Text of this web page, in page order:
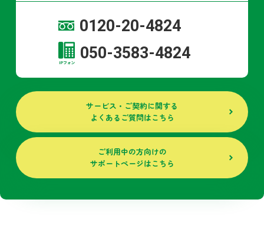
0120-20-4824
050-3583-4824
サービス・ご契約に関する
よくあるご質問はこちら
ご利用中の方向けの
サポートページはこちら